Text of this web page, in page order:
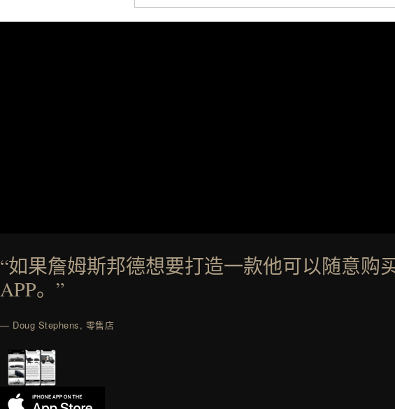
“如果詹姆斯邦德想要打造一款他可以随意购
APP。”
— Doug Stephens, 零售店